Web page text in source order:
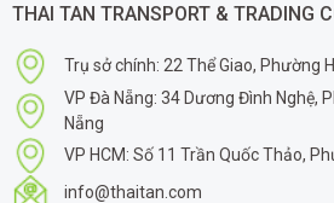
THAI TAN TRANSPORT & TRADING
Trụ sở chính: 22 Thể Giao, Phường
VP Đà Nẵng: 34 Dương Đình Nghệ,
Nẵng
VP HCM: Số 11 Trần Quốc Thảo,
info@thaitan.com